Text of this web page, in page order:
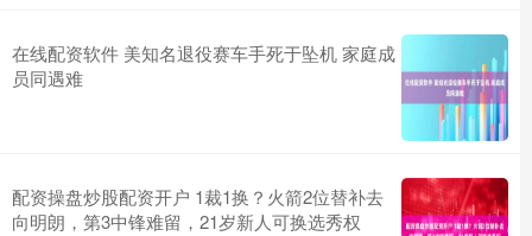
在线配资软件 美知名退役赛车手死于坠机 家庭成
员同遇难
配资操盘炒股配资开户 1裁1换？火箭2位替补去
向明朗，第3中锋难留，21岁新人可换选秀权